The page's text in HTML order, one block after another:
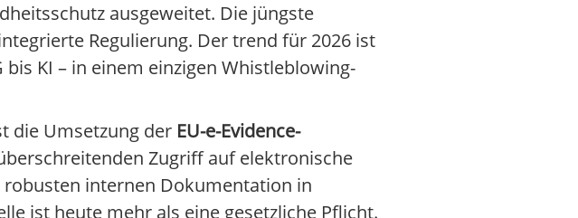
ausgeweitet. Die jüngste
Regulierung. Der trend für 2026 ist
KI – in einem einzigen Whistleblowing-
die Umsetzung der EU-e-Evidence-
Zugriff auf elektronische
internen Dokumentation in
ist heute mehr als eine gesetzliche Pflicht.